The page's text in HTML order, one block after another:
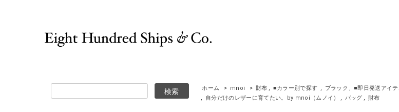
ホーム > mnoi > 財布 , ■カラー別で探す , ブラック , ■即日発送アイテ
,
自分だけのレザーに育てたい。by mnoi（ムノイ） , バッグ , 財布